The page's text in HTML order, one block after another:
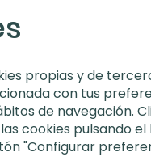
propias y de
con tus
de navegación.
cookies pulsando
"Configurar